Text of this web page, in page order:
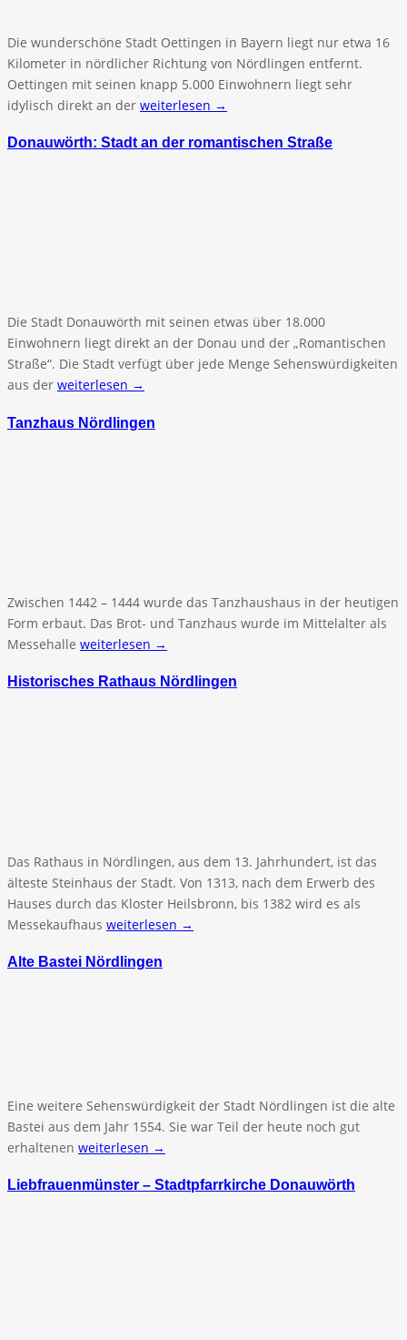
Die wunderschöne Stadt Oettingen in Bayern liegt nur etwa 16
Kilometer in nördlicher Richtung von Nördlingen entfernt.
Oettingen mit seinen knapp 5.000 Einwohnern liegt sehr
idylisch direkt an der weiterlesen →
Donauwörth: Stadt an der romantischen Straße
Die Stadt Donauwörth mit seinen etwas über 18.000
Einwohnern liegt direkt an der Donau und der „Romantischen
Straße“. Die Stadt verfügt über jede Menge Sehenswürdigkeiten
aus der weiterlesen →
Tanzhaus Nördlingen
Zwischen 1442 – 1444 wurde das Tanzhaushaus in der heutigen
Form erbaut. Das Brot- und Tanzhaus wurde im Mittelalter als
Messehalle weiterlesen →
Historisches Rathaus Nördlingen
Das Rathaus in Nördlingen, aus dem 13. Jahrhundert, ist das
älteste Steinhaus der Stadt. Von 1313, nach dem Erwerb des
Hauses durch das Kloster Heilsbronn, bis 1382 wird es als
Messekaufhaus weiterlesen →
Alte Bastei Nördlingen
Eine weitere Sehenswürdigkeit der Stadt Nördlingen ist die alte
Bastei aus dem Jahr 1554. Sie war Teil der heute noch gut
erhaltenen weiterlesen →
Liebfrauenmünster – Stadtpfarrkirche Donauwörth